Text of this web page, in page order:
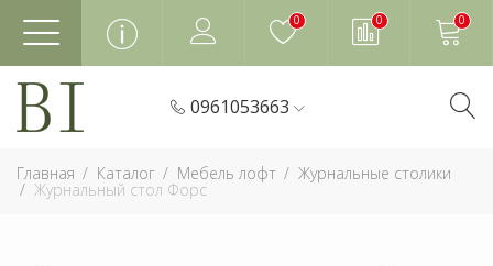
0 0 0
0961053663
Главная Каталог Мебель лофт Журнальные столики
Журнальный стол Форс